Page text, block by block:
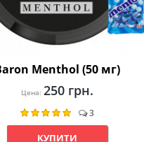
Menthol (50 мг)
Цена: 250 грн.
3
КУПИТИ